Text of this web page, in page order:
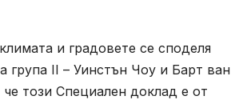
и градовете се споделя
група II – Уинстън Чоу и Барт ван
този Специален доклад е от